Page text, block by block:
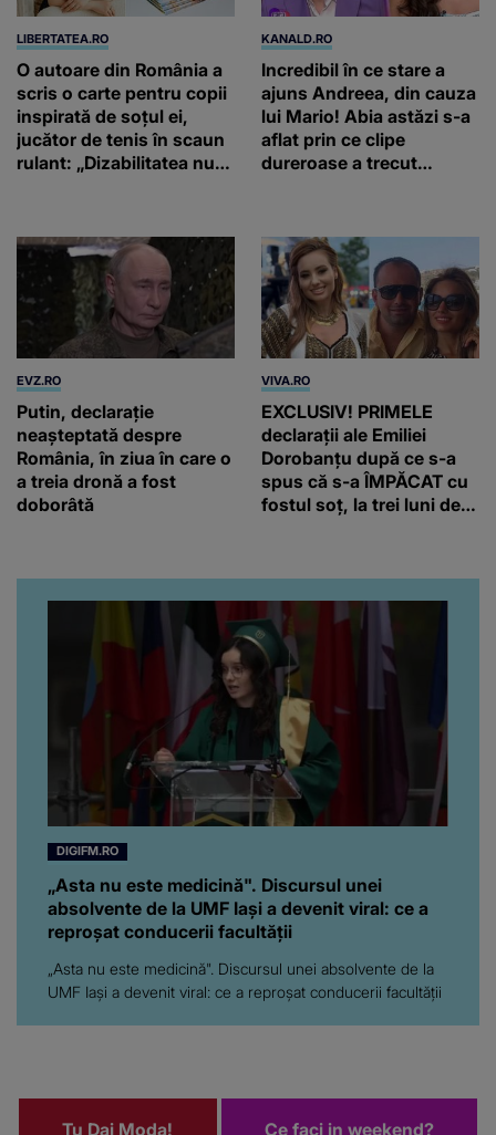
LIBERTATEA.RO
O autoare din România a
scris o carte pentru copii
inspirată de soțul ei,
jucător de tenis în scaun
rulant: „Dizabilitatea nu
KANALD.RO
Incredibil în ce stare a
ajuns Andreea, din cauza
lui Mario! Abia astăzi s-a
aflat prin ce clipe
dureroase a trecut
EVZ.RO
Putin, declarație
neașteptată despre
România, în ziua în care o
a treia dronă a fost
doborâtă
VIVA.RO
EXCLUSIV! PRIMELE
declarații ale Emiliei
Dorobanțu după ce s-a
spus că s-a ÎMPĂCAT cu
fostul soț, la trei luni de
artistă i-a lăsat MASCĂ
pe toți. De data aceasta,
chiar a rupt tăcerea:
”Poate că aveam să ne
spunem, să ne...”
DIGIFM.RO
„Asta nu este medicină". Discursul unei
absolvente de la UMF Iași a devenit viral: ce a
reproșat conducerii facultății
„Asta nu este medicină". Discursul unei absolvente de la
UMF Iași a devenit viral: ce a reproșat conducerii facultății
Tu Dai Moda! Ce faci in weekend?